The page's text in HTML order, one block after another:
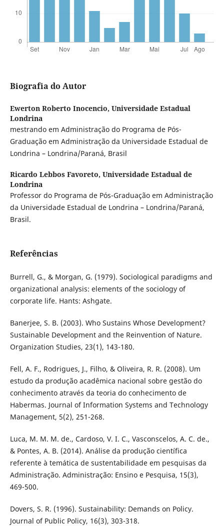
Biografia do Autor
Ewerton Roberto Inocencio, Universidade Estadual
Londrina
mestrando em Administração do Programa de Pós-
Graduação em Administração da Universidade Estadual de
Londrina – Londrina/Paraná, Brasil
Ricardo Lebbos Favoreto, Universidade Estadual de
Londrina
Professor do Programa de Pós-Graduação em Administração
da Universidade Estadual de Londrina – Londrina/Paraná,
Brasil.
Referências
Burrell, G., & Morgan, G. (1979). Sociological paradigms and
organizational analysis: elements of the sociology of
corporate life. Hants: Ashgate.
Banerjee, S. B. (2003). Who Sustains Whose Development?
Sustainable Development and the Reinvention of Nature.
Organization Studies, 23(1), 143-180.
Fell, A. F., Rodrigues, J., Filho, & Oliveira, R. R. (2008). Um
estudo da produção acadêmica nacional sobre gestão do
conhecimento através da teoria do conhecimento de
Habermas. Journal of Information Systems and Technology
Management, 5(2), 251-268.
Luca, M. M. M. de., Cardoso, V. I. C., Vasconscelos, A. C. de.,
& Pontes, A. B. (2014). Análise da produção científica
referente à temática de sustentabilidade em pesquisas da
Administração. Administração: Ensino e Pesquisa, 15(3),
469-500.
Dovers, S. R. (1996). Sustainability: Demands on Policy.
Journal of Public Policy, 16(3), 303-318.